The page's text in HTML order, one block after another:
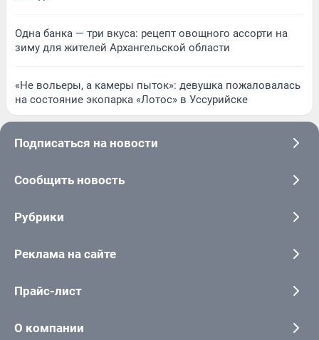
Одна банка — три вкуса: рецепт овощного ассорти на
зиму для жителей Архангельской области
«Не вольеры, а камеры пыток»: девушка пожаловалась
на состояние экопарка «Лотос» в Уссурийске
Подписаться на новости
Сообщить новость
Рубрики
Реклама на сайте
Прайс-лист
О компании